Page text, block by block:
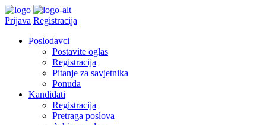
Prijava Registracija
Poslodavci
Postavite oglas
Registracija
Pitanje za savjetnika
Ponuda
Kandidati
Registracija
Pretraga poslova